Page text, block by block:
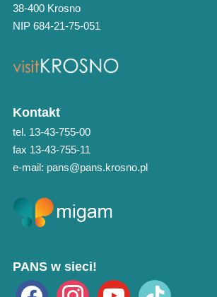
38-400 Krosno
NIP 684-21-75-051
Kontakt
tel. 13-43-755-00
fax 13-43-755-11
e-mail: pans@pans.krosno.pl
PANS w sieci!
facebook instagramyoutube tiktok